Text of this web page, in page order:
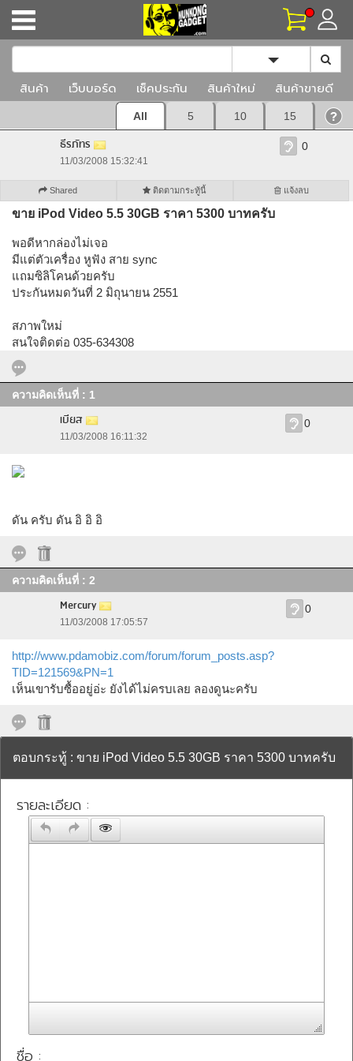
Toggle
สินค้า เว็บบอร์ด เช็คประกัน สินค้าใหม่ สินค้าขายดี
All 5 10 15
ธีรภัทร
11/03/2008 15:32:41
0
Shared ติดตามกระทู้นี้ แจ้งลบ
ขาย iPod Video 5.5 30GB ราคา 5300 บาทครับ
พอดีหากล่องไม่เจอ
มีแต่ตัวเครื่อง หูฟัง สาย sync
แถมซิลิโคนด้วยครับ
ประกันหมดวันที่ 2 มิถุนายน 2551
สภาพใหม่
สนใจติดต่อ 035-634308
ความคิดเห็นที่ : 1
เบียส
11/03/2008 16:11:32
0
ดัน ครับ ดัน อิ อิ อิ
ความคิดเห็นที่ : 2
Mercury
11/03/2008 17:05:57
0
http://www.pdamobiz.com/forum/forum_posts.asp?
TID=121569&PN=1
เห็นเขารับซื้ออยู่อ่ะ ยังได้ไม่ครบเลย ลองดูนะครับ
ตอบกระทู้ : ขาย iPod Video 5.5 30GB ราคา 5300 บาทครับ
รายละเอียด :
ชื่อ :